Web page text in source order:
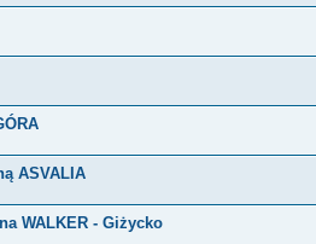
ASVALIA
WALKER - Giżycko